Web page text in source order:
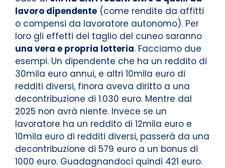
lavoro dipendente (come rendite da affitti
o compensi da lavoratore autonomo). Per
loro gli effetti del taglio del cuneo saranno
una vera e propria lotteria. Facciamo due
esempi. Un dipendente che ha un reddito di
30mila euro annui, e altri 10mila euro di
redditi diversi, finora aveva diritto a una
decontribuzione di 1.030 euro. Mentre dal
2025 non avrà niente. Invece se un
lavoratore ha un reddito di 12mila euro e
10mila euro di redditi diversi, passerà da una
decontribuzione di 579 euro a un bonus di
1000 euro. Guadagnandoci quindi 421 euro.